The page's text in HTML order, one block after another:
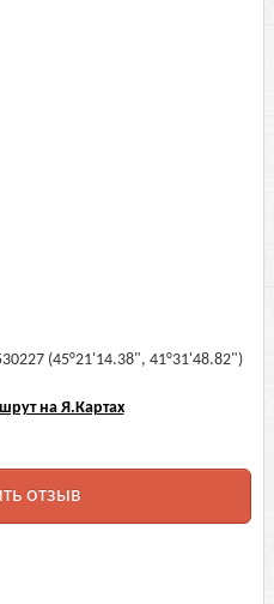
(45°21'14.38", 41°31'48.82")
на Я.Картах
отзыв